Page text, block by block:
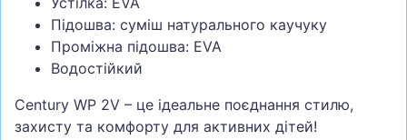
Підошва: суміш натурального каучуку
Проміжна підошва: EVA
Водостійкий
Century WP 2V – це ідеальне поєднання стилю,
захисту та комфорту для активних дітей!